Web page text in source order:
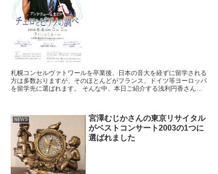
札幌コンセルヴァトワールを卒業後、日本の音大を経ずに留学される
方は多数おりますが、そのほとんどがフランス、ドイツ等ヨーロッパ
を留学先に選ばれます。 そんな中、本日ご紹介する浅利円香さんは
NEWS
宮澤むじかさんの東京リサイタル
がベストコンサート2003の1つに
選ばれました